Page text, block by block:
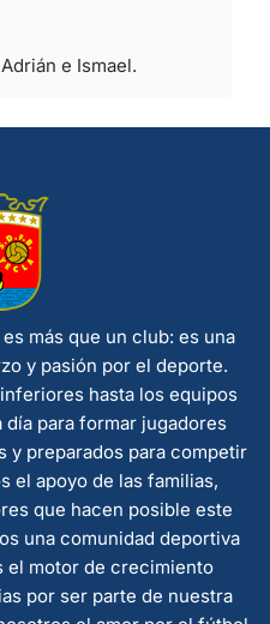
e Ismael.
más que un club: es una
y pasión por el deporte.
hasta los equipos
para formar jugadores
y preparados para competir
el apoyo de las familias,
que hacen posible este
una comunidad deportiva
el motor de crecimiento
por ser parte de nuestra